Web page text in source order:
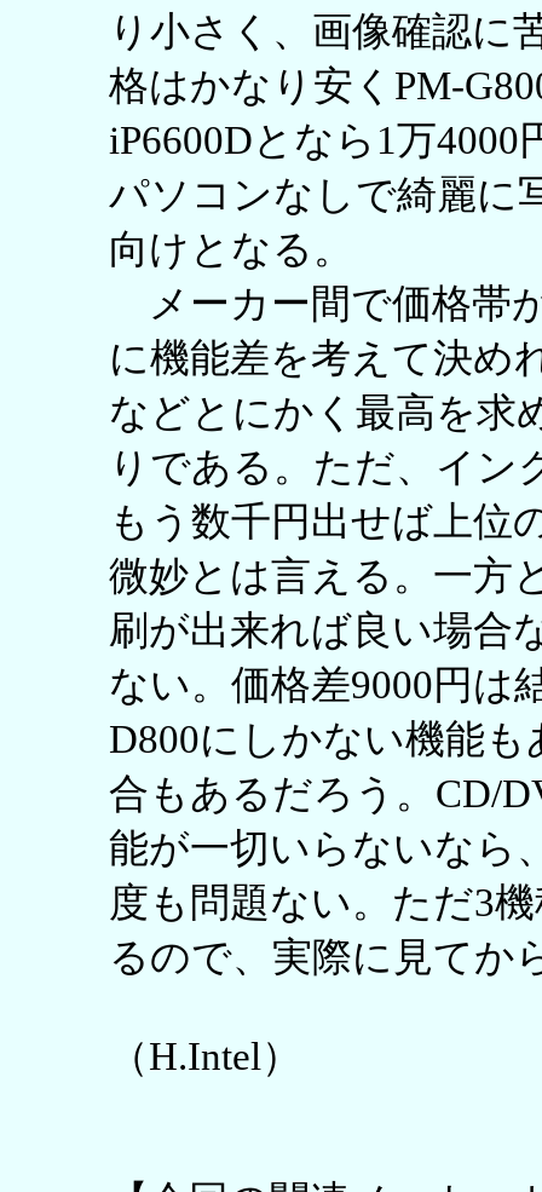
り小さく、画像確認に
格はかなり安くPM-
iP6600Dとなら1万
パソコンなしで綺麗に
向けとなる。
メーカー間で価格帯
に機能差を考えて決め
などとにかく最高を求
りである。ただ、イン
もう数千円出せば上位
微妙とは言える。一方
刷が出来れば良い場合
ない。価格差9000円は
D800にしかない機能
合もあるだろう。CD/
能が一切いらないなら
度も問題ない。ただ3
るので、実際に見てか
（H.Intel）